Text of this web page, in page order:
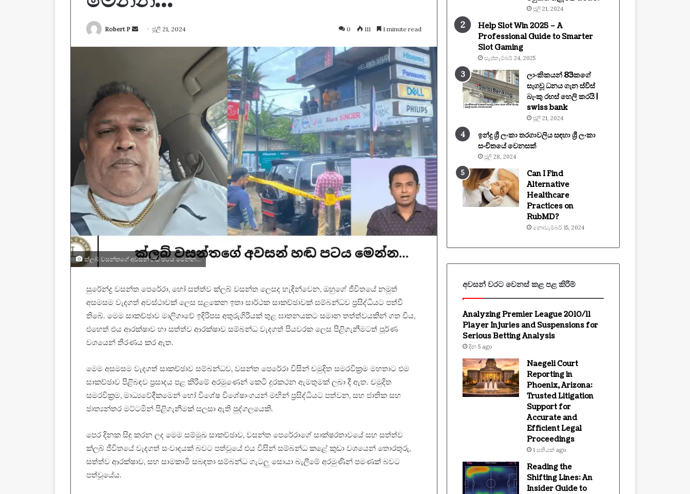
Robert P
Send ජූලි 21, 2024 0 111 1 minute read
ක්ලබ් වසන්තගේ අවසන් හඬ පටය මෙන්න…
සුරේන්ද්‍ර වසන්ත පෙරේරා, හෝ සත්ත්ව ක්ලබ් වසන්ත ලෙසද හැඳින්වෙන, ඔහුගේ ජීවිතයේ නමුත්
අසමසම වැදගත් අවස්ථාවක් ලෙස සළකෙන ඉතා සාර්ථක සාකච්ඡාවක් සම්බන්ධව ප්‍රසිද්ධියට පත්වී
තිබේ. මෙම සාකච්ඡාව මාලිගාවේ ඉදිරිපස අතුරුගිරියක් තුළ ඝාතනයකට සමාන තත්ත්වයකින් ගත විය,
එහෙත් එය ආරක්ෂාව හා සත්ත්ව ආරක්ෂාව සම්බන්ධ වැදගත් පියවරක ලෙස පිළිගැනීමටත් පූර්ණ
වශයෙන් තීරණය කර ඇත.
මෙම අසමසම වැදගත් සාකච්ඡාව සම්බන්ධව, වසන්ත පෙරේරා විසින් චමුදිත සමරවික්‍රම මහතාට එම
සාකච්ඡාව පිළිබඳව ප්‍රසාදය පළ කිරීමේ අරමුණෙන් කෙටි දුරකථන ඇමතුමක් ලබා දී ඇත. චමුදිත
සමරවික්‍රම, මාධ්‍යවේදීකමෙන් හෝ විශේෂ විශේෂාංගයන් මඟින් ප්‍රසිද්ධියට පත්වන, සහ ජාතික සහ
ජාත්‍යන්තර මට්ටමින් පිළිගැනීමක් සලසා ඇති පුද්ගලයෙකි.
පෙර දිනක සිදු කරන ලද මෙම සම්මුඛ සාකච්ඡාව, වසන්ත පෙරේරාගේ සාක්ෂරතාවයේ සහ සත්ත්ව
ක්ලබ් ජීවිතයේ වැදගත් සංවාදයක් බවට පත්වූයේ එය විසින් සම්බන්ධ කළේ කුඩා වශයෙන් තොරතුරු,
සත්ත්ව ආරක්ෂාව, සහ සාමකාමී සබඳතා සම්බන්ධ ගැටලු සොයා බැලීමේ අරමුණින් පමණක් බවට
පත්වූයේය.
ජූලි 21, 2024
Help Slot Win 2025 – A
Professional Guide to Smarter
Slot Gaming
සැප්තැම්බර් 24, 2025
ලාංකිකයන් 83කගේ
සැගවූ ධනය ගැන ස්විස්
බැංකු රහස් හෙලි කරයි |
swiss bank
ජූලි 21, 2024
ඉන්දු ශ්‍රී ලංකා තරගාවලිය සඳහා ශ්‍රී ලංකා
සංචිතයේ වෙනසක්
ජූලි 28, 2024
Can I Find
Alternative
Healthcare
Practices on
RubMD?
නොවැම්බර් 15, 2024
අවසන් වරට වෙනස් කළ පළ කිරීම්
Analyzing Premier League 2010/11
Player Injuries and Suspensions for
Serious Betting Analysis
දින 5 ago
Naegeli Court
Reporting in
Phoenix, Arizona:
Trusted Litigation
Support for
Accurate and
Efficient Legal
Proceedings
1 සතියක් ago
Reading the
Shifting Lines: An
Insider Guide to